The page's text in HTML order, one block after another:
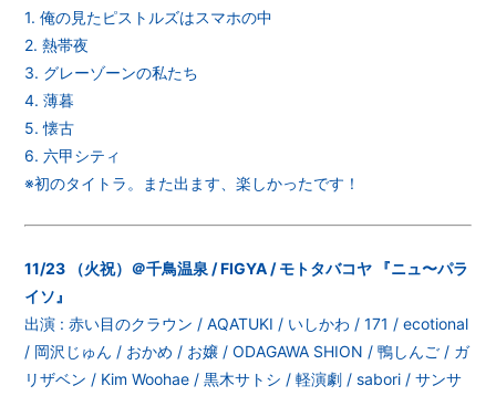
1. 俺の見たピストルズはスマホの中
2. 熱帯夜
3. グレーゾーンの私たち
4. 薄暮
5. 懐古
6. 六甲シティ
※初のタイトラ。また出ます、楽しかったです！
11/23 （火祝）＠千鳥温泉 / FIGYA / モトタバコヤ 『ニュ〜パラ
イソ』
出演 : 赤い目のクラウン / AQATUKI / いしかわ / 171 / ecotional
/ 岡沢じゅん / おかめ / お嬢 / ODAGAWA SHION / 鴨しんご / ガ
リザベン / Kim Woohae / 黒木サトシ / 軽演劇 / sabori / サンサ